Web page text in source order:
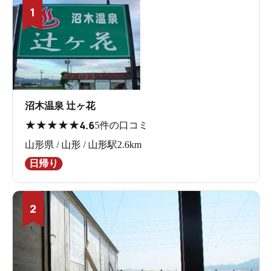
1
沼木温泉 辻ヶ花
★★★★★4.65件の口コミ
山形県 / 山形 / 山形駅2.6km
日帰り
2